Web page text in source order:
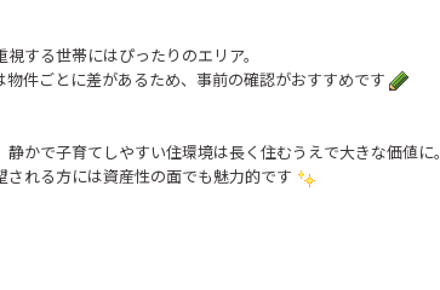
する世帯にはぴったりのエリア。
件ごとに差があるため、事前の確認がおすすめです
かで子育てしやすい住環境は長く住むうえで大きな価値に。
される方には資産性の面でも魅力的です